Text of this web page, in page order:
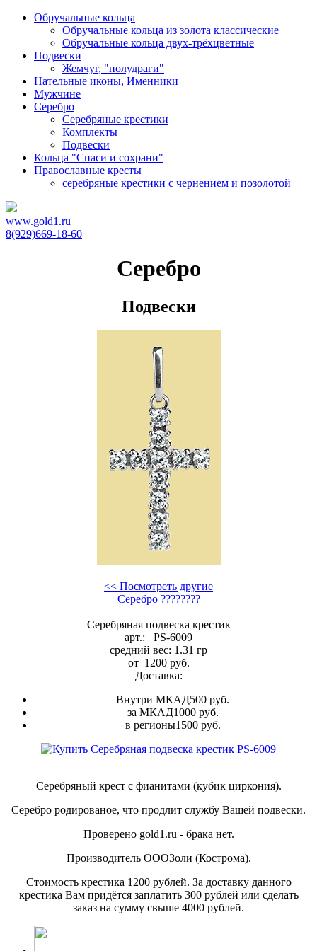
Обручальные кольца
Обручальные кольца из золота классические
Обручальные кольца двух-трёхцветные
Подвески
Жемчуг, "полудраги"
Нательные иконы, Именники
Мужчине
Серебро
Серебряные крестики
Комплекты
Подвески
Кольца "Спаси и сохрани"
Православные кресты
cеребряные крестики с чернением и позолотой
www.gold1.ru
8(929)669-18-60
Серебро
Подвески
<< Посмотреть другие
Серебро ????????
Серебрянaя подвескa крестик
арт.: PS-6009
средний вес: 1.31 гр
от 1200 руб.
Доставка:
Внутри МКАД500 руб.
за МКАД1000 руб.
в регионы1500 руб.
Серебряный крест с фианитами (кубик циркония).
Серебро родированое, что продлит службу Вашей подвески.
Проверено gold1.ru - брака нет.
Производитель ОООЗоли (Кострома).
Стоимость крестика 1200 рублей. За доставку данного
крестика Вам придётся заплатить 300 рублей или сделать
заказ на сумму свыше 4000 рублей.